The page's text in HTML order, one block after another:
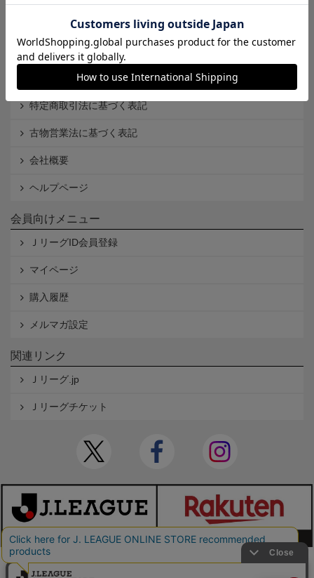
個人情報保護方針
Cookieポリシー
特定商取引法に基づく表記
古物営業法に基づく表記
会社概要
ヘルプページ
会員向けメニュー
ＪリーグID会員登録
マイページ
購入履歴
メルマガ設定
関連リンク
Ｊリーグ.jp
Ｊリーグチケット